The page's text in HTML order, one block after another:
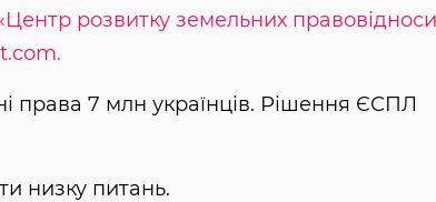
розвитку земельних
права 7 млн українців. Рішення ЄСПЛ
низку питань.